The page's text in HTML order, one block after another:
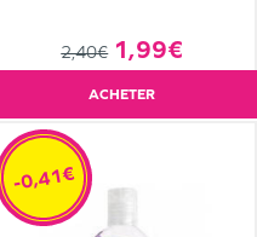
2,40€ 1,99€
ACHETER
-0,41€